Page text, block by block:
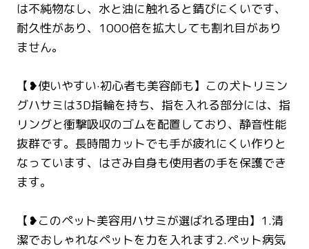
は不純物なし、水と油に触れると錆びにくいです、
耐久性があり、1000倍を拡大しても割れ目があり
ません。
【❥使いやすい·初心者も美容師も】この犬トリミン
グハサミは3D指輪を持ち、指を入れる部分には、指
リングと衝撃吸収のゴムを配置しており、静音性能
抜群です。長時間カットでも手が疲れにくい作りと
なっています、はさみ自身も使用者の手を保護でき
ます。
【❥このペット美容用ハサミが選ばれる理由】1.清
潔でおしゃれなペットを力を入れます2.ペット病気